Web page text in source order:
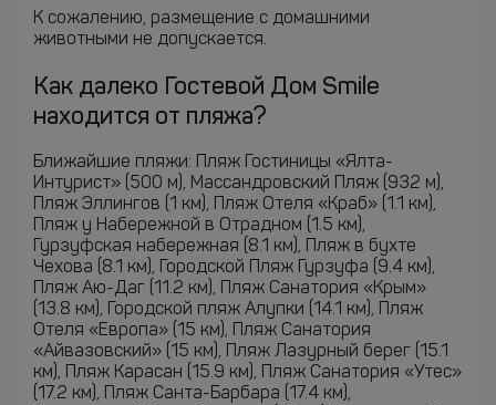
К сожалению, размещение с домашними
животными не допускается.
Как далеко Гостевой Дом Smile
находится от пляжа?
Ближайшие пляжи: Пляж Гостиницы «Ялта-
Интурист» (500 м), Массандровский Пляж (932 м),
Пляж Эллингов (1 км), Пляж Отеля «Краб» (1.1 км),
Пляж у Набережной в Отрадном (1.5 км),
Гурзуфская набережная (8.1 км), Пляж в бухте
Чехова (8.1 км), Городской Пляж Гурзуфа (9.4 км),
Пляж Аю-Даг (11.2 км), Пляж Санатория «Крым»
(13.8 км), Городской пляж Алупки (14.1 км), Пляж
Отеля «Европа» (15 км), Пляж Санатория
«Айвазовский» (15 км), Пляж Лазурный берег (15.1
км), Пляж Карасан (15.9 км), Пляж Санатория «Утес»
(17.2 км), Пляж Санта-Барбара (17.4 км),